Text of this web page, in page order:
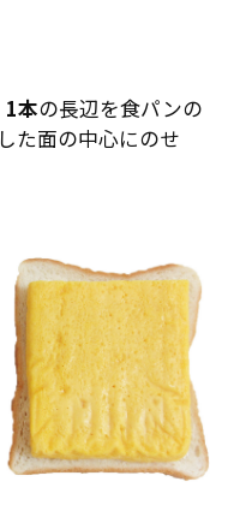
1本の長辺を食パンの
た面の中心にのせ